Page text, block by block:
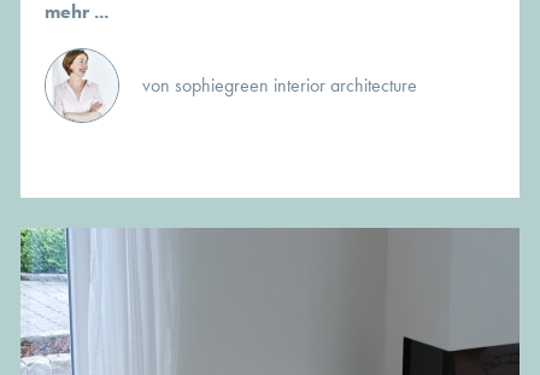
mehr ...
von sophiegreen interior architecture